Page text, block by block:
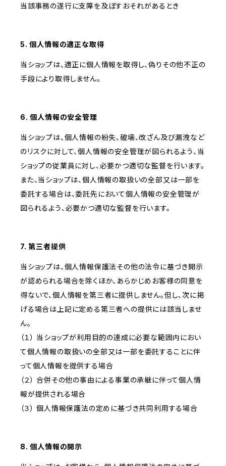
当該事務の遂行に支障を及ぼすおそれがあるとき
5. 個人情報の適正な取得
当ショップは、適正に個人情報を取得し、偽りその他不正の
手段により取得しません。
6. 個人情報の安全管理
当ショップは、個人情報の紛失、破壊、改ざん及び漏洩など
のリスクに対して、個人情報の安全管理が図られるよう、当
ショップの従業員に対し、必要かつ適切な監督を行います。
また、当ショップは、個人情報の取扱いの全部又は一部を
委託する場合は、委託先において個人情報の安全管理が
図られるよう、必要かつ適切な監督を行います。
7. 第三者提供
当ショップは、個人情報保護法その他の法令に基づき開示
が認められる場合を除くほか、あらかじめお客様の同意を
得ないで、個人情報を第三者に提供しません。但し、次に掲
げる場合は上記に定める第三者への提供には該当しませ
ん。
（１） 当ショップが利用目的の達成に必要な範囲内におい
て個人情報の取扱いの全部又は一部を委託することに伴
って個人情報を提供する場合
（２） 合併その他の事由による事業の承継に伴って個人情
報が提供される場合
（３） 個人情報保護法の定めに基づき共同利用する場合
8. 個人情報の開示